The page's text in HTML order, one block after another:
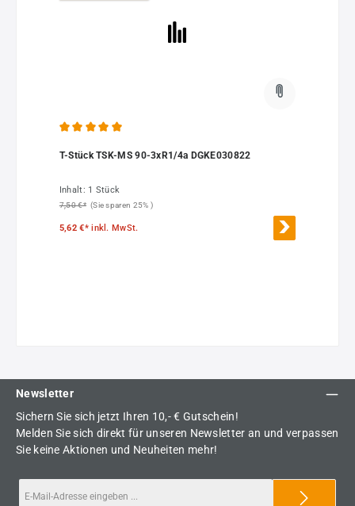
T-Stück TSK-MS 90-3xR1/4a DGKE030822
Inhalt: 1 Stück
7,50 €* (Sie sparen 25% )
5,62 €*inkl. MwSt.
Newsletter
Sichern Sie sich jetzt Ihren 10,- € Gutschein!
Melden Sie sich direkt für unseren Newsletter an und verpassen
Sie keine Aktionen und Neuheiten mehr!